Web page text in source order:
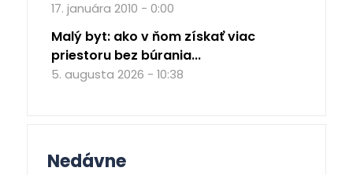
17. januára 2010 - 0:00
Malý byt: ako v ňom získať viac
priestoru bez búrania...
5. augusta 2026 - 10:38
Nedávne